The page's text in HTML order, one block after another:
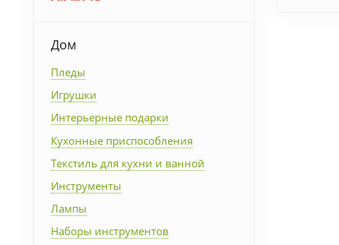
Упаковка
Подарочные наборы
Личные аксессуары
Деловые подарки
Съедобные подарки с
Дом
Пледы
Игрушки
Интерьерные подарки
Кухонные приспособления
Текстиль для кухни и ванной
Инструменты
Лампы
Наборы инструментов